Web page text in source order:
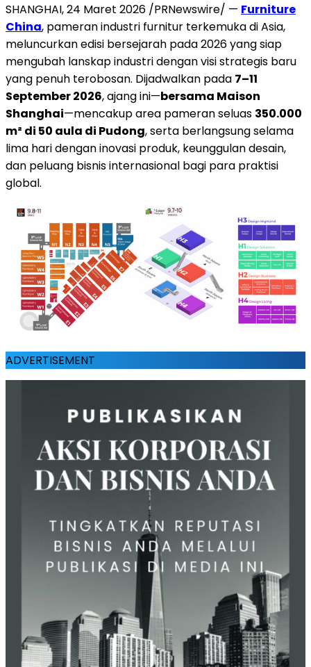
SHANGHAI,24 Maret 2026 /PRNewswire/ — Furniture
China, pameran industri furnitur terkemuka di Asia,
meluncurkan edisi bersejarah pada 2026 yang siap
mengubah lanskap industri dengan visi strategis baru
yang penuh terobosan. Dijadwalkan pada 7–11
September 2026, ajang ini—bersama Maison
Shanghai—mencakup area pameran seluas 350.000
m² di 50 aula di Pudong, serta berlangsung selama
lima hari dengan inovasi produk, keunggulan desain,
dan peluang bisnis internasional bagi para praktisi
global.
ADVERTISEMENT